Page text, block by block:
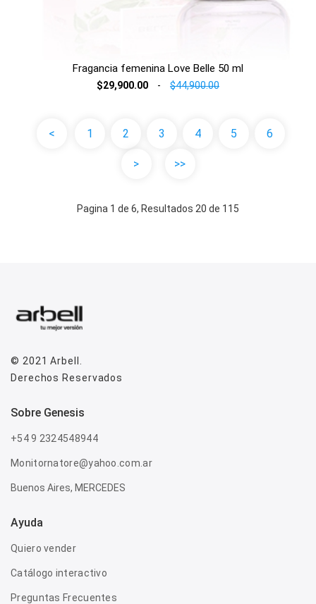
Fragancia femenina Love Belle 50 ml
$29,900.00 - $44,900.00
< 1 2 3 4 5 6
> >>
Pagina 1 de 6, Resultados 20 de 115
© 2021Arbell
Derechos Reservados
sobre genesis
+54 9 2324548944
Monitornatore@yahoo.com.ar
Buenos Aires, MERCEDES
Ayuda
Quiero vender
Catálogo interactivo
Preguntas Frecuentes